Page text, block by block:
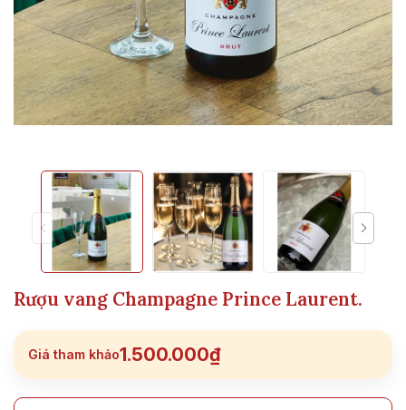
Rượu vang Champagne Prince Laurent.
Giá tham khảo1.500.000₫